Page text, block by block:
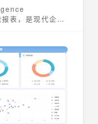
表，是现代企业
式呈现，帮助管
发现潜在问题和
决策。报表bi系
操作的信息，提